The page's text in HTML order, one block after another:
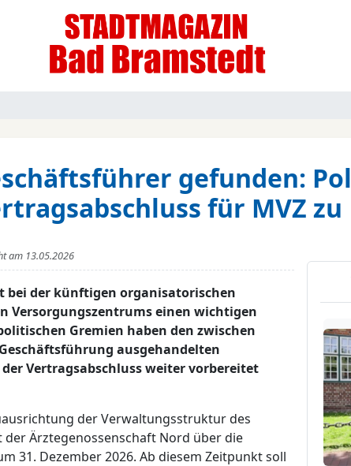
gefunden:
für MVZ zu
am 13.05.2026
bei der künftigen organisatorischen
Versorgungszentrums einen wichtigen
Gremien haben den zwischen
ausgehandelten
Vertragsabschluss weiter vorbereitet
der Verwaltungsstruktur des
Ärztegenossenschaft Nord über die
31. Dezember 2026. Ab diesem Zeitpunkt soll